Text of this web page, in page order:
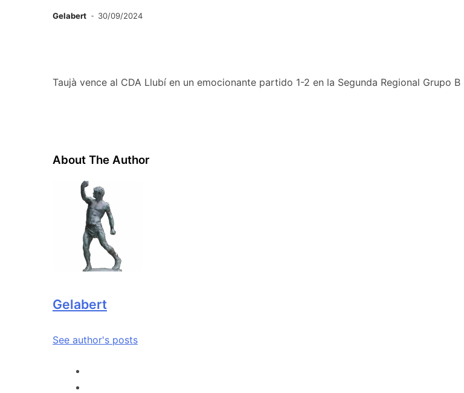
Gelabert 30/09/2024
Taujà vence al CDA Llubí en un emocionante partido 1-2 en la Segunda Regional Grupo B
About The Author
Gelabert
See author's posts